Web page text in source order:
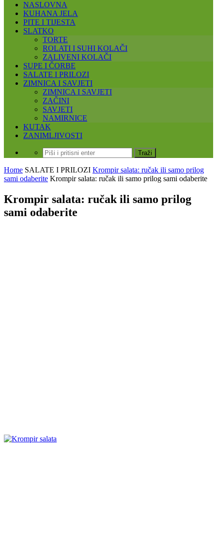
NASLOVNA
KUHANA JELA
PITE I TIJESTA
SLATKO
TORTE
ROLATI I SUHI KOLAČI
ZALIVENI KOLAČI
SUPE I ČORBE
SALATE I PRILOZI
ZIMNICA I SAVJETI
ZIMNICA I SAVJETI
ZAČINI
SAVJETI
NAMIRNICE
KUTAK
ZANIMLJIVOSTI
Home SALATE I PRILOZI Krompir salata: ručak ili samo prilog
sami odaberite Krompir salata: ručak ili samo prilog sami odaberite
Krompir salata: ručak ili samo prilog
sami odaberite